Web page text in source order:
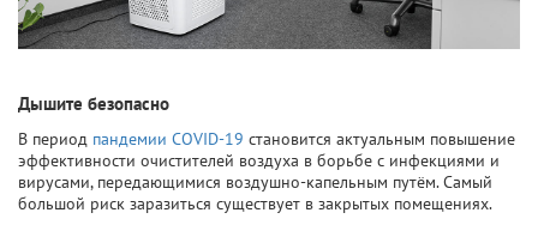
Дышите безопасно
В период пандемии COVID-19 становится актуальным повышение
эффективности очистителей воздуха в борьбе с инфекциями и
вирусами, передающимися воздушно-капельным путём. Самый
большой риск заразиться существует в закрытых помещениях.